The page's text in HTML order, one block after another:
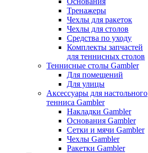
Тренажеры
Чехлы для ракеток
Чехлы для столов
Средства по уходу
Комплекты запчастей
для теннисных столов
Теннисные столы Gambler
Для помещений
Для улицы
Аксессуары для настольного
тенниса Gambler
Накладки Gambler
Основания Gambler
Сетки и мячи Gambler
Чехлы Gambler
Ракетки Gambler